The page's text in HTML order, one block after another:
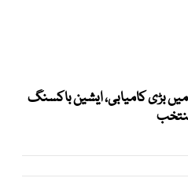
بڑی کامیابی، ایشین باکسنگ